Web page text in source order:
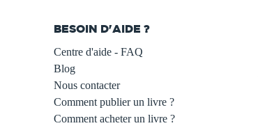
BESOIN D'AIDE ?
Centre d'aide - FAQ
Blog
Nous contacter
Comment publier un livre ?
Comment acheter un livre ?